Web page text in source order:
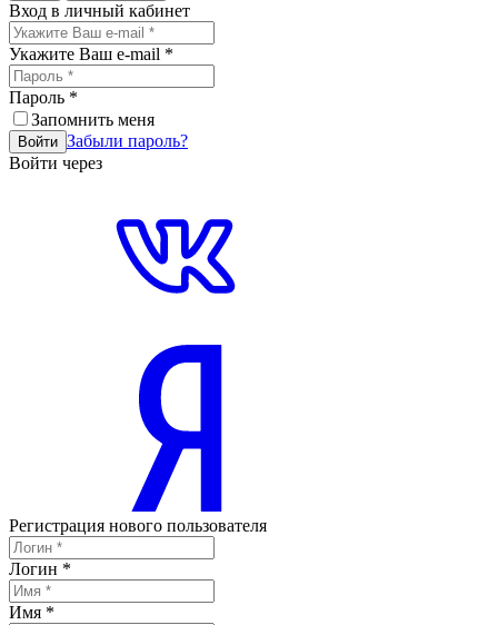
Вход в личный кабинет
Укажите Ваш e-mail *
Пароль *
Запомнить меня
Войти Забыли пароль?
Войти через
Регистрация нового пользователя
Логин *
Имя *